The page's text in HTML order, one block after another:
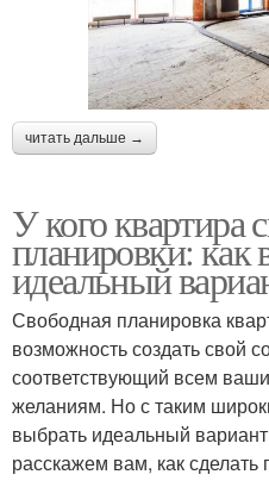
читать дальше →
У кого квартира
планировки: как
идеальный
Свободная планировка
возможность создать свой
соответствующий всем
желаниям. Но с таким
выбрать идеальный
расскажем вам, как